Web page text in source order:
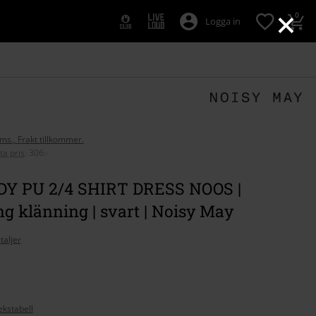
×
Logga in 0
Frakt tillkommer.
pris
306:-
PU 2/4 SHIRT DRESS NOOS |
klänning | svart | Noisy May